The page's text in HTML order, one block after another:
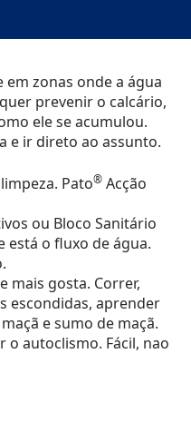
zonas onde a água
prevenir o calcário,
ele se acumulou.
e ir direto ao assunto.
Pato® Acção
ou Bloco Sanitário
está o fluxo de água.
mais gosta. Correr,
escondidas, aprender
e sumo de maçã.
o autoclismo. Fácil, nao